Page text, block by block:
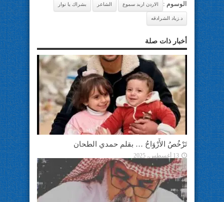
الوسوم : اﻻردن اربد سموع الشاعر بشراك يا نوار
د.زياد الشرادقه
أخبار ذات صلة
تَرْخُصُ الأَرْوَاحُ … بقلم حمدي الطحان
13 أغسطس، 2025